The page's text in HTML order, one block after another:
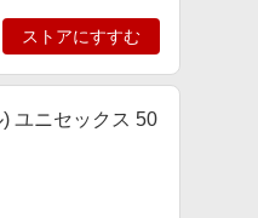
ストアにすすむ
ユニセックス 50